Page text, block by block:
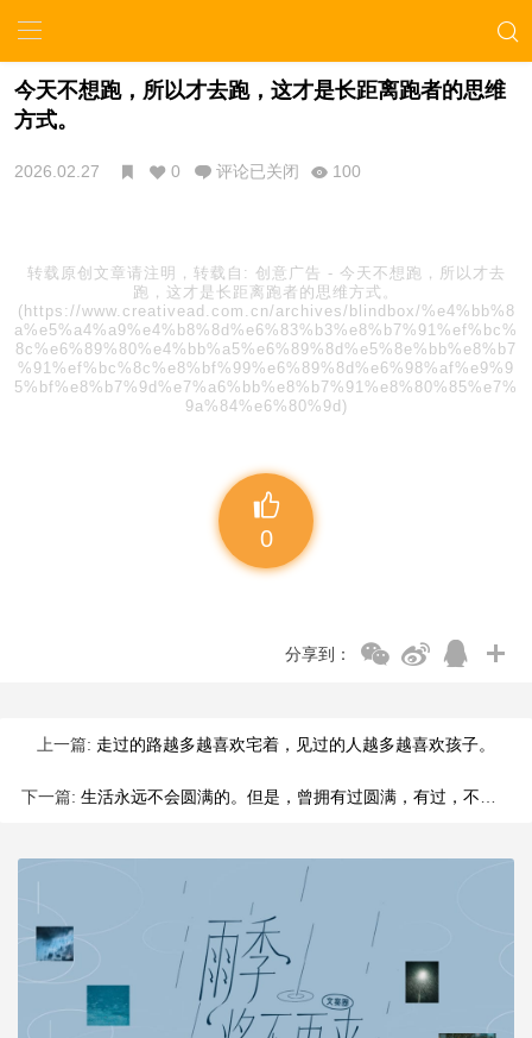
今天不想跑，所以才去跑，这才是长距离跑者的思维
方式。
2026.02.27 0 评论已关闭 100
转载原创文章请注明，转载自: 创意广告 - 今天不想跑，所以才去
跑，这才是长距离跑者的思维方式。
(https://www.creativead.com.cn/archives/blindbox/%e4%bb%8
a%e5%a4%a9%e4%b8%8d%e6%83%b3%e8%b7%91%ef%bc%
8c%e6%89%80%e4%bb%a5%e6%89%8d%e5%8e%bb%e8%b7
%91%ef%bc%8c%e8%bf%99%e6%89%8d%e6%98%af%e9%9
5%bf%e8%b7%9d%e7%a6%bb%e8%b7%91%e8%80%85%e7%
9a%84%e6%80%9d)
0
分享到：
上一篇: 走过的路越多越喜欢宅着，见过的人越多越喜欢孩子。
下一篇: 生活永远不会圆满的。但是，曾拥有过圆满，有过，不就足够了吗？